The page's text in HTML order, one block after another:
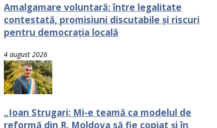
Amalgamare voluntară: între legalitate
contestată, promisiuni discutabile și riscuri
pentru democrația locală
4 august 2026
„Ioan Strugari: Mi-e teamă ca modelul de
reformă din R. Moldova să fie copiat și în